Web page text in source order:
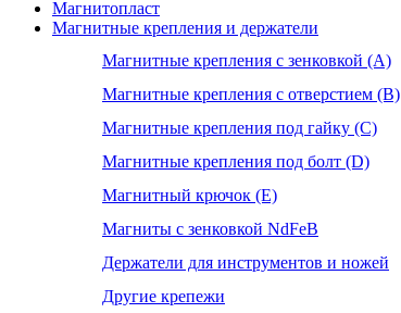
Магнитопласт
Магнитные крепления и держатели
Магнитные крепления с зенковкой (А)
Магнитные крепления с отверстием (В)
Магнитные крепления под гайку (С)
Магнитные крепления под болт (D)
Магнитный крючок (Е)
Магниты с зенковкой NdFeB
Держатели для инструментов и ножей
Другие крепежи